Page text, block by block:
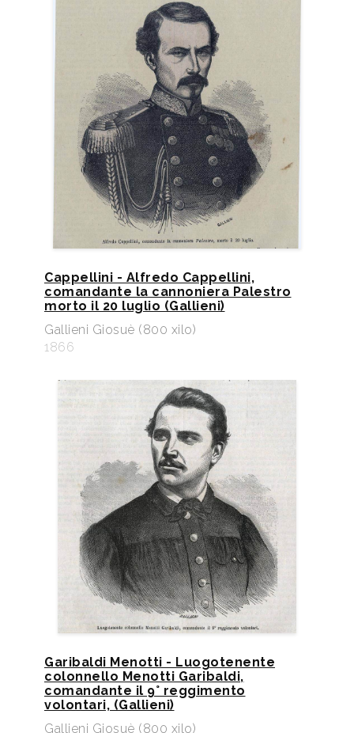
Cappellini - Alfredo Cappellini,
comandante la cannoniera Palestro
morto il 20 luglio (Gallieni)
Gallieni Giosuè (800 xilo)
1866
Garibaldi Menotti - Luogotenente
colonnello Menotti Garibaldi,
comandante il 9° reggimento
volontari, (Gallieni)
Gallieni Giosuè (800 xilo)